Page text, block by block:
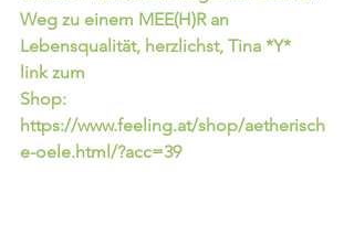
Weg zu einem MEE(H)R an
Lebensqualität, herzlichst, Tina *Y*
link zum
Shop:
https://www.feeling.at/shop/aetherisch
e-oele.html/?acc=39